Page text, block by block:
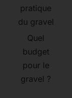
pratique
du gravel
Quel
budget
pour le
gravel ?